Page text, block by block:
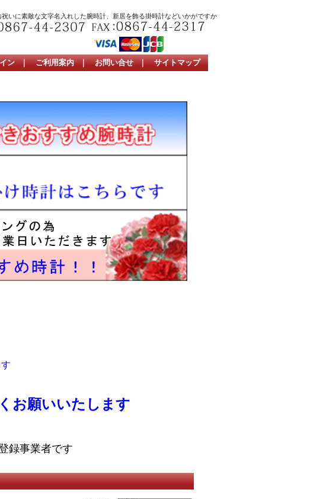
祝いに素敵な文字名入れした腕時計、新居を飾る掛時計などいかがですか
ン ｜ ご利用案内 ｜ お問い合せ ｜ サイトマップ
お願いいたします
録事業者です